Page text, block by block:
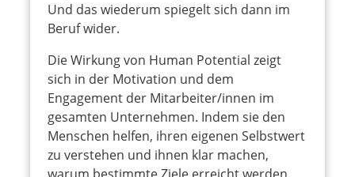
Und das wiederum spiegelt sich dann im
Beruf wider.
Die Wirkung von Human Potential zeigt
sich in der Motivation und dem
Engagement der Mitarbeiter/innen im
gesamten Unternehmen. Indem sie den
Menschen helfen, ihren eigenen Selbstwert
zu verstehen und ihnen klar machen,